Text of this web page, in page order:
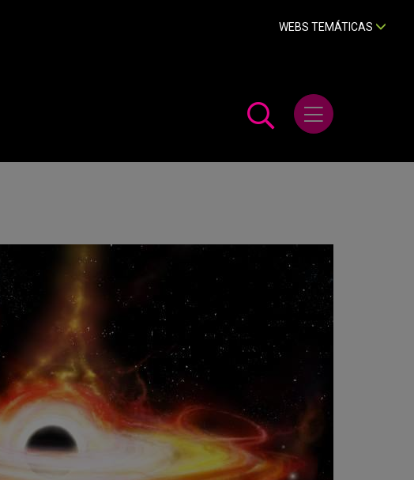
WEBS TEMÁTICAS
Abrir menú